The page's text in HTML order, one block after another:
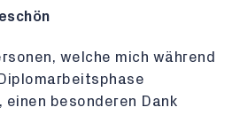
welche mich während
besonderen Dank